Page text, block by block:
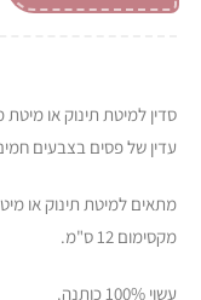
עדין של פסים בצבעים
מקסימום 12 ס"מ.
עשוי 100% כותנה.